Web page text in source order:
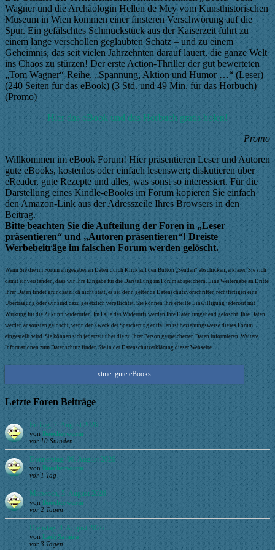
Wagner und die Archäologin Hellen de Mey vom Kunsthistorischen
Museum in Wien kommen einer finsteren Verschwörung auf die
Spur. Ein gefälschtes Schmuckstück aus der Kaiserzeit führt zu
einem lange verschollen geglaubten Schatz – und zu einem
Geheimnis, das seit vielen Jahrzehnten darauf lauert, die ganze Welt
ins Chaos zu stürzen! Der erste Action-Thriller der gut bewerteten
„Tom Wagner“-Reihe. „Spannung, Aktion und Humor …“ (Leser)
(240 Seiten für das eBook) (3 Std. und 49 Min. für das Hörbuch)
(Promo)
Hier das eBook und das Hörbuch gratis holen!
Promo
Willkommen im eBook Forum! Hier präsentieren Leser und Autoren
gute eBooks, kostenlos oder einfach lesenswert; diskutieren über
eReader, gute Rezepte und alles, was sonst so interessiert. Für die
Darstellung eines Kindle-eBooks im Forum kopieren Sie einfach
den Amazon-Link aus der Adresszeile Ihres Browsers in den
Beitrag.
Bitte beachten Sie die Aufteilung der Foren in „Leser
präsentieren“ und „Autoren präsentieren“! Dreiste
Werbebeiträge im falschen Forum werden gelöscht.
Wenn Sie die im Forum eingegebenen Daten durch Klick auf den Button „Senden“ abschicken, erklären Sie sich
damit einverstanden, dass wir Ihre Eingabe für die Darstellung im Forum abspeichern. Eine Weitergabe an Dritte
Ihrer Daten findet grundsätzlich nicht statt, es sei denn geltende Datenschutzvorschriften rechtfertigen eine
Übertragung oder wir sind dazu gesetzlich verpflichtet. Sie können Ihre erteilte Einwilligung jederzeit mit
Wirkung für die Zukunft widerrufen. Im Falle des Widerrufs werden Ihre Daten umgehend gelöscht. Ihre Daten
werden ansonsten gelöscht, wenn der Zweck der Speicherung entfallen ist beziehungsweise dieses Forum
eingestellt wird. Sie können sich jederzeit über die zu Ihrer Person gespeicherten Daten informieren. Weitere
Informationen zum Datenschutz finden Sie in der Datenschutzerklärung dieser Webseite.
xtme: gute eBooks
Letzte Foren Beiträge
Freitag, 7. August 2026
von Buecherwurm
vor 10 Stunden
Donnerstag, 06. August 2026
von Buecherwurm
vor 1 Tag
Mittwoch, 5. August 2026
von Buecherwurm
vor 2 Tagen
Dienstag, 4. August 2026
von LadySamira
vor 3 Tagen